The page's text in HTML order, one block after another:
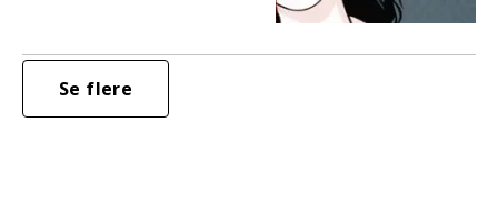
Se flere